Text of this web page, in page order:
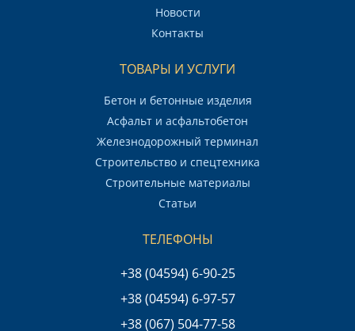
Новости
Контакты
ТОВАРЫ И УСЛУГИ
Бетон и бетонные изделия
Асфальт и асфальтобетон
Железнодорожный терминал
Строительство и спецтехника
Строительные материалы
Статьи
ТЕЛЕФОНЫ
+38 (04594) 6-90-25
+38 (04594) 6-97-57
+38 (067) 504-77-58